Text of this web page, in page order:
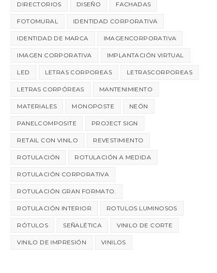
DIRECTORIOS DISEÑO FACHADAS
FOTOMURAL IDENTIDAD CORPORATIVA
IDENTIDAD DE MARCA IMAGENCORPORATIVA
IMAGEN CORPORATIVA IMPLANTACIÓN VIRTUAL
LED LETRAS CORPOREAS LETRASCORPOREAS
LETRAS CORPÓREAS MANTENIMIENTO
MATERIALES MONOPOSTE NEÓN
PANELCOMPOSITE PROJECT SIGN
RETAIL CON VINILO REVESTIMIENTO
ROTULACIÓN ROTULACIÓN A MEDIDA
ROTULACIÓN CORPORATIVA
ROTULACIÓN GRAN FORMATO.
ROTULACIÓN INTERIOR ROTULOS LUMINOSOS
RÓTULOS SEÑALÉTICA VINILO DE CORTE
VINILO DE IMPRESIÓN VINILOS